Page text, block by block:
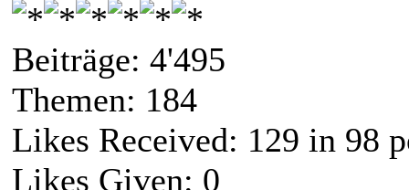
Beiträge: 4'495
Themen: 184
Likes Received: 129 in 98
Likes Given: 0